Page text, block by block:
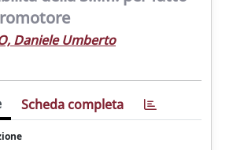
Daniele Umberto
Scheda completa